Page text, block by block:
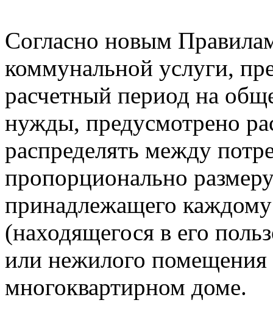
Согласно новым
коммунальной услуги,
расчетный период на
нужды, предусмотрено
распределять между
пропорционально
принадлежащего
(находящегося в его
или нежилого помещения
многоквартирном доме.